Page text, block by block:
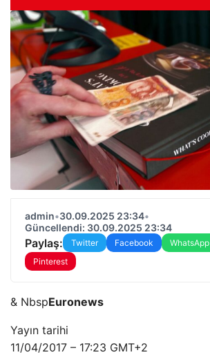
admin•30.09.2025 23:34•
Güncellendi: 30.09.2025 23:34
Paylaş: Twitter Facebook WhatsApp
Pinterest
& NbspEuronews
Yayın tarihi
11/04/2017 – 17:23 GMT+2